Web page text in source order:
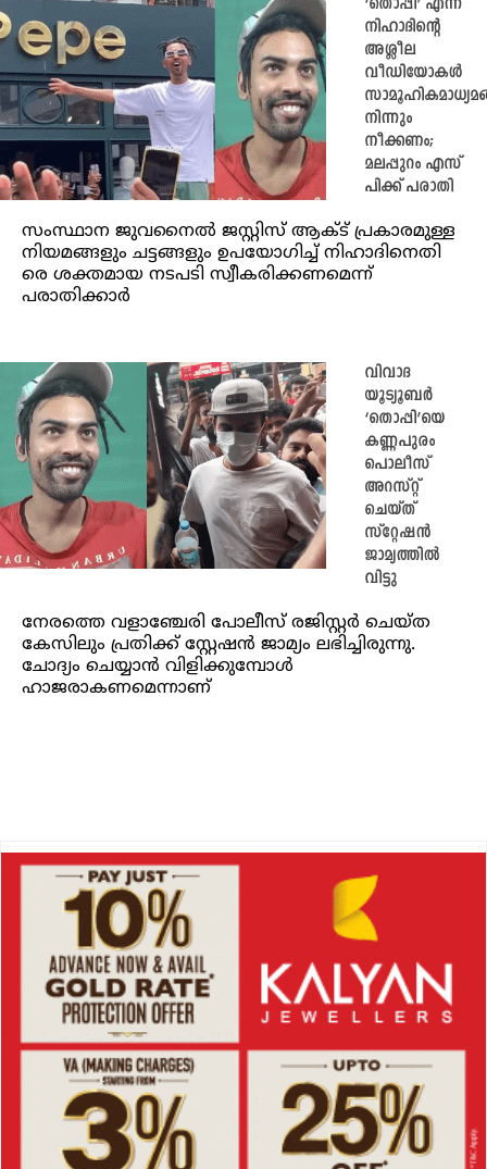
‘തൊപ്പി’ എന്ന
നിഹാദിന്‍റെ
അശ്ലീല
വീഡിയോകൾ
നിന്നും
നീക്കണം;
മലപ്പുറം എസ്
പിക്ക് പരാതി
സംസ്ഥാന ജുവനൈൽ ജസ്റ്റിസ് ആക്ട് പ്രകാരമുള്ള
നിയമങ്ങളും ചട്ടങ്ങളും ഉപയോഗിച്ച് നിഹാദിനെതി​
രെ ശക്തമായ നടപടി സ്വീകരിക്കണമെന്ന്
പരാതിക്കാർ
വിവാദ
യൂട്യൂബർ
‘തൊപ്പി’യെ
കണ്ണപുരം
പൊലീസ്
അറസ്റ്റ്
ചെയ്ത്
സ്റ്റേഷൻ
ജാമ്യത്തിൽ
വിട്ടു
നേരത്തെ വളാഞ്ചേരി പോലീസ് രജിസ്റ്റർ ചെയ്ത
കേസിലും പ്രതിക്ക് സ്റ്റേഷൻ ജാമ്യം ലഭിച്ചിരുന്നു.
ചോദ്യം ചെയ്യാൻ വിളിക്കുമ്പോൾ
ഹാജരാകണമെന്നാണ്